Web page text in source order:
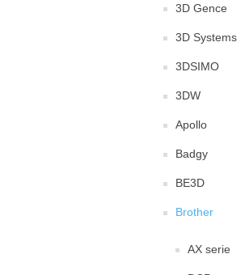
3D Gence
3D Systems
3DSIMO
3DW
Apollo
Badgy
BE3D
Brother
AX serie